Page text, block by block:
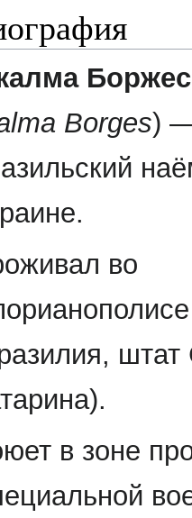
Боржес
Borges)
во
штат
в зоне